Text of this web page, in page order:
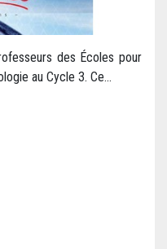
des Écoles pour
au Cycle 3. Ce...